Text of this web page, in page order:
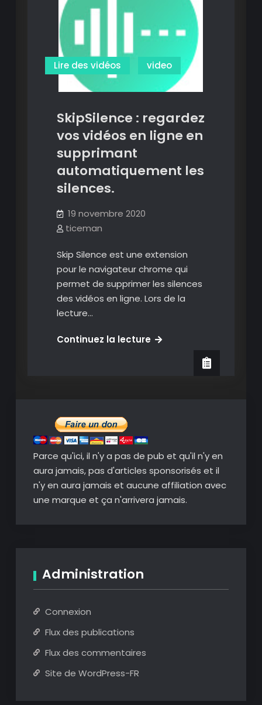
distance
vidéos
Lire des vidéos
video
SkipSilence : regardez
vos vidéos en ligne en
supprimant
automatiquement les
silences.
19 novembre 2020
ticeman
Skip Silence est une extension
pour le navigateur chrome qui
permet de supprimer les silences
des vidéos en ligne. Lors de la
lecture…
Continuez la lectureSkipSilence
supprimant
automatiquement
les
silences.
Parce qu'ici, il n'y a pas de pub et qu'il n'y en
aura jamais, pas d'articles sponsorisés et il
n'y en aura jamais et aucune affiliation avec
une marque et ça n'arrivera jamais.
Administration
Connexion
Flux des publications
Flux des commentaires
Site de WordPress-FR